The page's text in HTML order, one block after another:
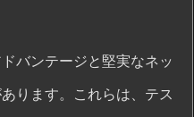
バンテージと堅実なネッ
ります。これらは、テス